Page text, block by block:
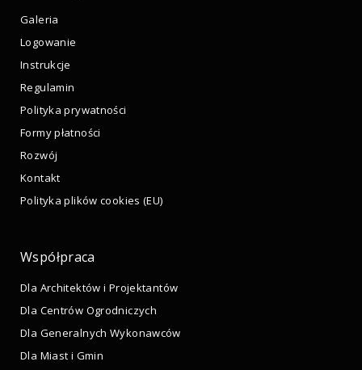
Galeria
Logowanie
Instrukcje
Regulamin
Polityka prywatności
Formy płatności
Rozwój
Kontakt
Polityka plików cookies (EU)
Współpraca
Dla Architektów i Projektantów
Dla Centrów Ogrodniczych
Dla Generalnych Wykonawców
Dla Miast i Gmin